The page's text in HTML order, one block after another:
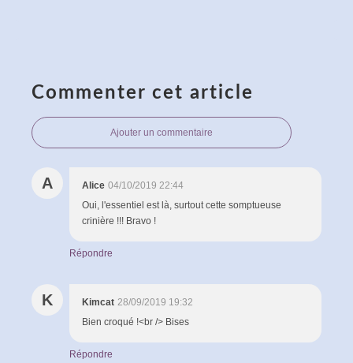
Commenter cet article
Ajouter un commentaire
A Alice 04/10/2019 22:44
Oui, l'essentiel est là, surtout cette somptueuse
crinière !!! Bravo !
Répondre
K Kimcat 28/09/2019 19:32
Bien croqué !<br /> Bises
Répondre